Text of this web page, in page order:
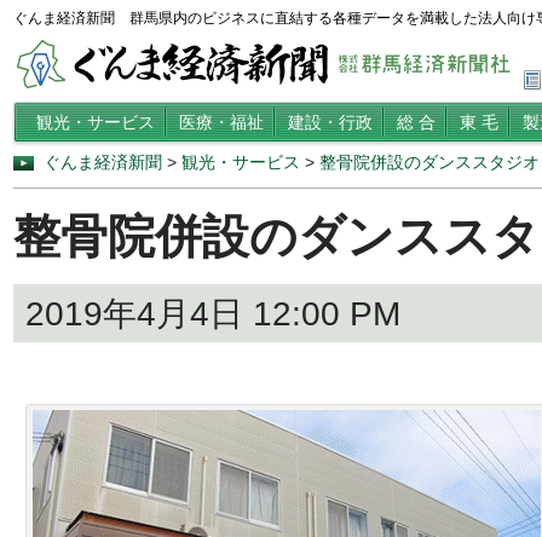
ぐんま経済新聞 群馬県内のビジネスに直結する各種データを満載した法人向け
観光・サービス 医療・福祉 建設・行政 総 合 東 毛
ぐんま経済新聞 > 観光・サービス > 整骨院併設のダンススタジ
整骨院併設のダンスス
2019年4月4日 12:00 PM